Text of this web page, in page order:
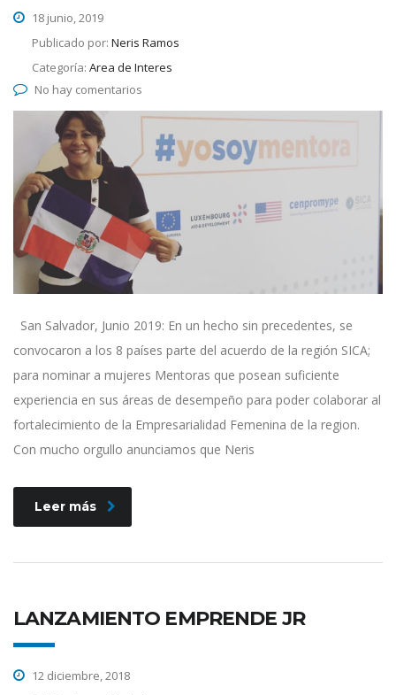
18 junio, 2019
Publicado por: Neris Ramos
Categoría: Area de Interes
No hay comentarios
San Salvador, Junio 2019: En un hecho sin precedentes, se
convocaron a los 8 países parte del acuerdo de la región SICA;
para nominar a mujeres Mentoras que posean suficiente
experiencia en sus áreas de desempeño para poder colaborar al
fortalecimiento de la Empresarialidad Femenina de la region.
Con mucho orgullo anunciamos que Neris
Leer más
LANZAMIENTO EMPRENDE JR
12 diciembre, 2018